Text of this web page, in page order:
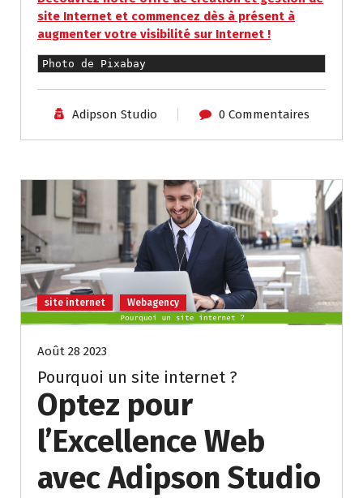
site Internet et commencez dès à présent à
augmenter votre visibilité sur Internet !
Photo de Pixabay
Adipson Studio 0 Commentaires
site internet Webagency
Août 28 2023
Pourquoi un site internet ?
Optez pour
l’Excellence Web
avec Adipson Studio